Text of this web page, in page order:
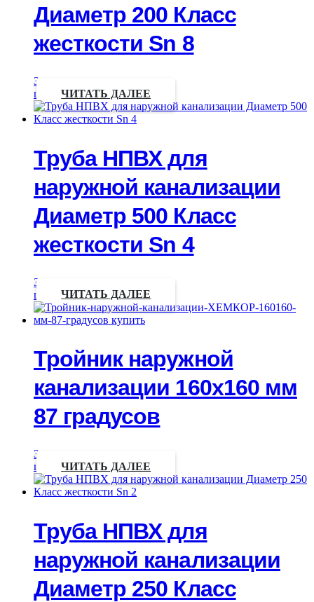
Диаметр 200 Класс
жесткости Sn 8
Запрос
цены
ЧИТАТЬ ДАЛЕЕ
Труба НПВХ для
наружной канализации
Диаметр 500 Класс
жесткости Sn 4
Запрос
цены
ЧИТАТЬ ДАЛЕЕ
Тройник наружной
канализации 160х160 мм
87 градусов
Запрос
цены
ЧИТАТЬ ДАЛЕЕ
Труба НПВХ для
наружной канализации
Диаметр 250 Класс